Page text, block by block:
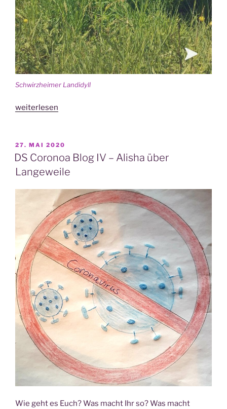
Schwirz­hei­mer Landidyll
„DS
Blog
V
–
Lenas
Corona-
weiterlesen
VERÖFFENTLICHT
AM
27. MAI 2020
DS Coronoa Blog IV – Alisha über
Langeweile
Wie geht es Euch? Was macht Ihr so? Was macht